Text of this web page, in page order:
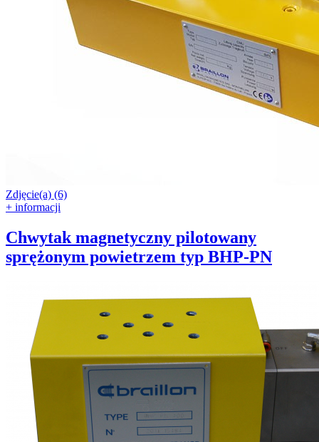
Zdjęcie(a) (6)
+ informacji
Chwytak magnetyczny pilotowany
sprężonym powietrzem typ BHP-PN